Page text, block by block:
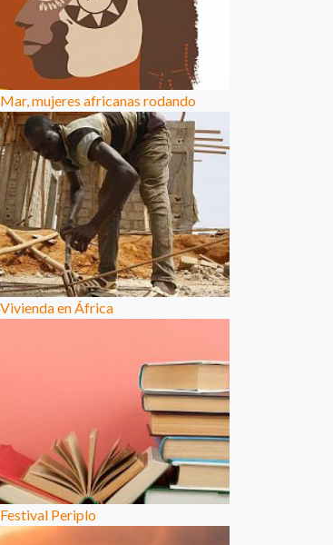
Mar, mujeres africanas rodando
Vivienda en África
Festival Periplo